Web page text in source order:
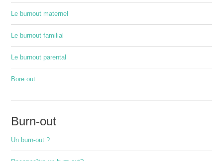
Le burnout maternel
Le burnout familial
Le burnout parental
Bore out
Burn-out
Un burn-out ?